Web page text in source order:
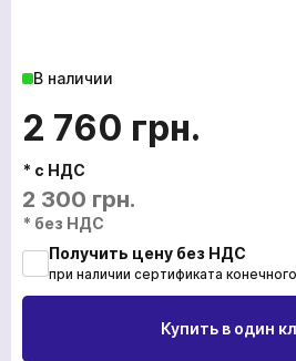
В наличии
2 760 грн.
* с НДС
2 300 грн.
* без НДС
Получить цену без НДС
при наличии сертификата
Купить в один